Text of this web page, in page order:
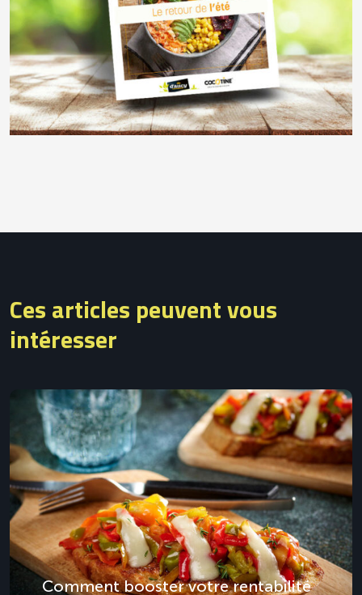
Ces articles peuvent vous
intéresser
Comment booster votre rentabilité